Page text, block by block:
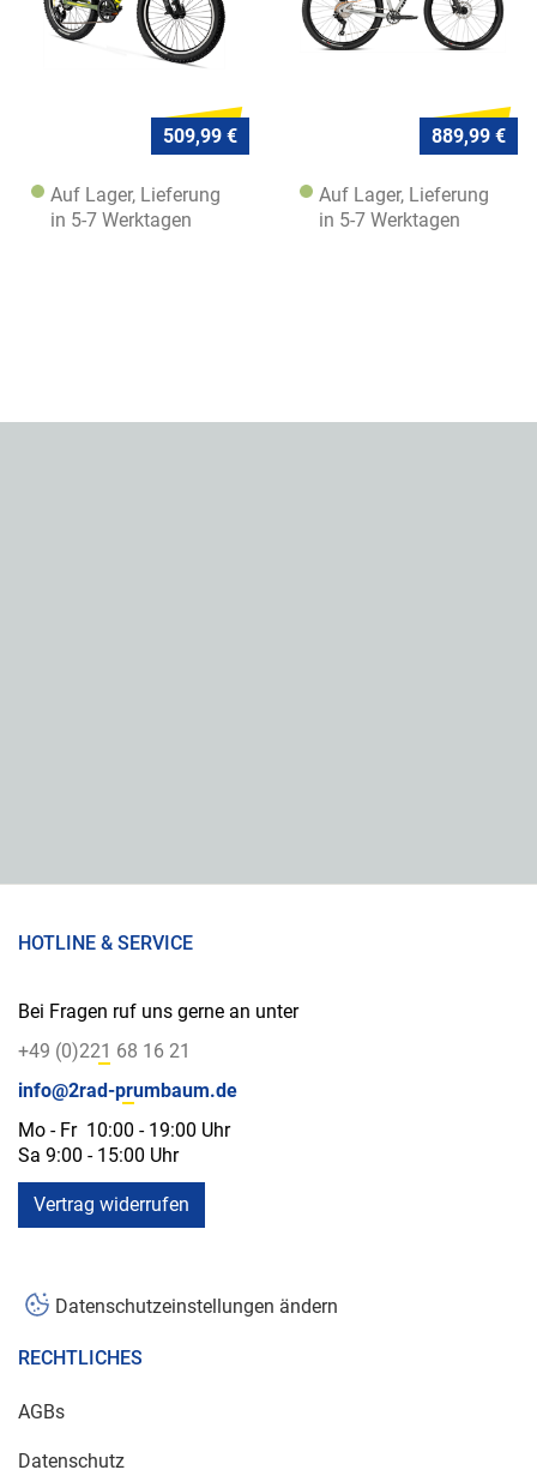
509,99 €
Auf Lager, Lieferung
in 5-7 Werktagen
889,99 €
Auf Lager, Lieferung
in 5-7 Werktagen
HOTLINE & SERVICE
Bei Fragen ruf uns gerne an unter
+49 (0)221 68 16 21
info@2rad-prumbaum.de
Mo - Fr 10:00 - 19:00 Uhr
Sa 9:00 - 15:00 Uhr
Vertrag widerrufen
Datenschutzeinstellungen ändern
RECHTLICHES
AGBs
Datenschutz